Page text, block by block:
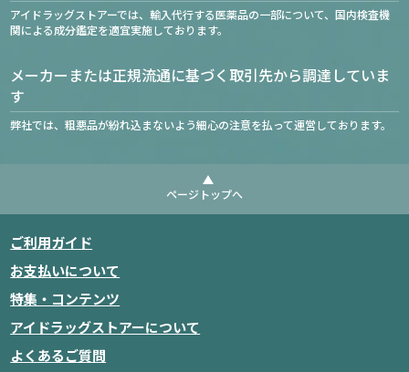
アイドラッグストアーでは、輸入代行する医薬品の一部について、国内検査機
関による成分鑑定を適宜実施しております。
メーカーまたは正規流通に基づく取引先から調達していま
す
弊社では、粗悪品が紛れ込まないよう細心の注意を払って運営しております。
ページトップへ
ご利用ガイド
お支払いについて
特集・コンテンツ
アイドラッグストアーについて
よくあるご質問